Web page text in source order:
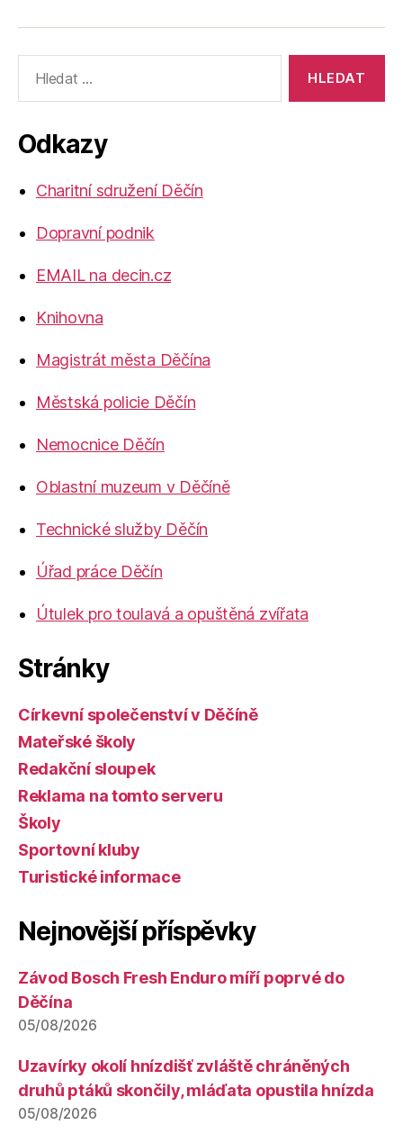
vyhledávání:
Odkazy
Charitní sdružení Děčín
Dopravní podnik
EMAIL na decin.cz
Knihovna
Magistrát města Děčína
Městská policie Děčín
Nemocnice Děčín
Oblastní muzeum v Děčíně
Technické služby Děčín
Úřad práce Děčín
Útulek pro toulavá a opuštěná zvířata
Stránky
Církevní společenství v Děčíně
Mateřské školy
Redakční sloupek
Reklama na tomto serveru
Školy
Sportovní kluby
Turistické informace
Nejnovější příspěvky
Závod Bosch Fresh Enduro míří poprvé do
Děčína
05/08/2026
Uzavírky okolí hnízdišť zvláště chráněných
druhů ptáků skončily, mláďata opustila hnízda
05/08/2026